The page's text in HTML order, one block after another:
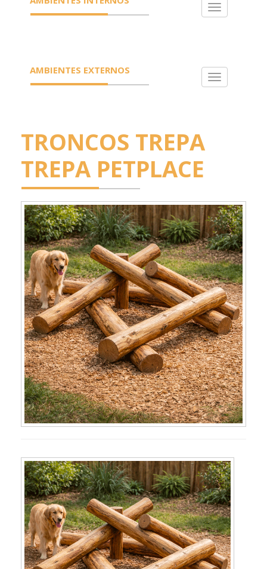
Toggle
AMBIENTES EXTERNOS
Toggle
TRONCOS TREPA
TREPA PETPLACE